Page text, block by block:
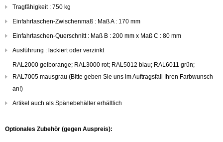
Tragfähigkeit : 750 kg
Einfahrtaschen-Zwischenmaß : Maß A : 170 mm
Einfahrtaschen-Querschnitt : Maß B : 200 mm x Maß C : 80 mm
Ausführung : lackiert oder verzinkt
RAL2000 gelborange; RAL3000 rot; RAL5012 blau; RAL6011 grün;
RAL7005 mausgrau (Bitte geben Sie uns im Auftragsfall Ihren Farbwunsch
an!)
Artikel auch als Spänebehälter erhältlich
Optionales Zubehör (gegen Auspreis):